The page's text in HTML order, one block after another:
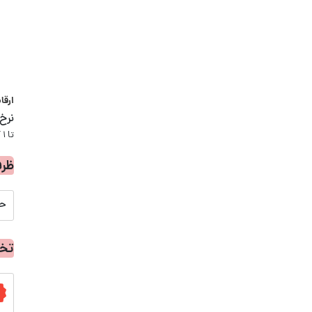
تا 1 کودک زیر 5 سال در صورتحساب لحاظ نمیگردد